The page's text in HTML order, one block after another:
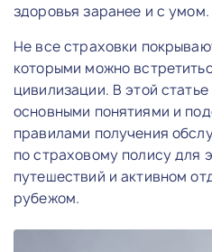
здоровья заранее и с умом.
Не все страховки
которыми можно
цивилизации. В этой
основными понятиями и
правилами получения
по страховому полису для
путешествий и активном
рубежом.